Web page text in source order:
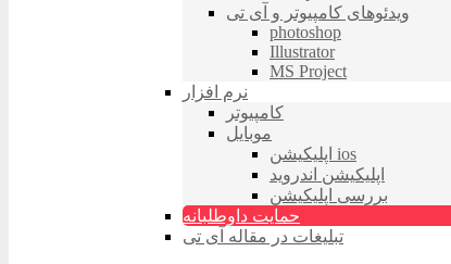
ویدئوهای کامپیوتر و آی تی
photoshop
Illustrator
MS Project
نرم افزار
کامپیوتر
موبایل
اپلیکیشن ios
اپلیکیشن اندروید
بررسی اپلیکیشن
حمایت داوطلبانه
تبلیغات در مقاله آی تی